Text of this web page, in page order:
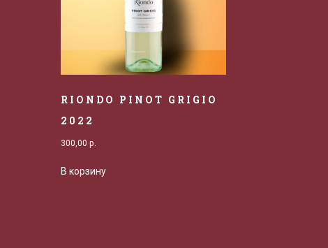
RIONDO PINOT GRIGIO
2022
300,00 р.
В корзину